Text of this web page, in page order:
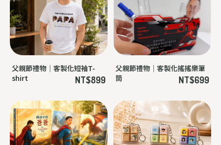
父親節禮物｜客製化短袖T-
shirt
NT$899
父親節禮物｜客製化搖搖樂筆
筒
NT$699